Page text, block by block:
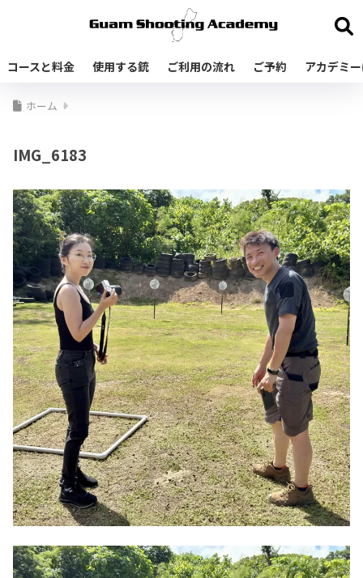
コースと料金 使用する銃 ご利用の流れ ご予約 アカデミ
ホーム
IMG_6183